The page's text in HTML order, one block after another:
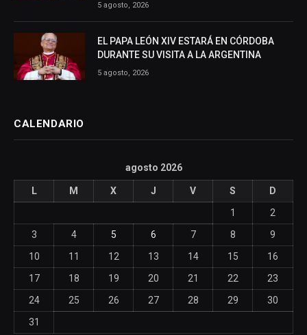
5 agosto, 2026
EL PAPA LEÓN XIV ESTARÁ EN CÓRDOBA
DURANTE SU VISITA A LA ARGENTINA
5 agosto, 2026
CALENDARIO
agosto 2026
L M X J V S
D
1
2
3
4 5 6 7 8
9
10
11 12 13 14 15
16
17
18 19 20 21 22
23
24
25 26 27 28 29
30
31